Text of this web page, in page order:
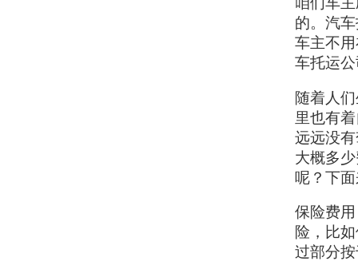
的。汽
车主不
车托运
随着人
里也有
远远没
大概多
呢？下
保险费
险，比
过部分